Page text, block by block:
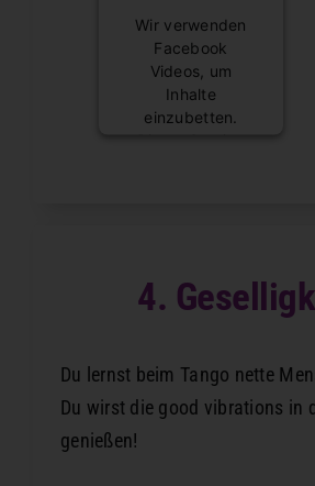
Wir verwenden
Facebook
Videos, um
Inhalte
einzubetten.
Nutzung des
anzuzeigen.
Mehr
Informationen
4.
Du lernst beim Tango nette
Du wirst die good vibrations in
genießen!